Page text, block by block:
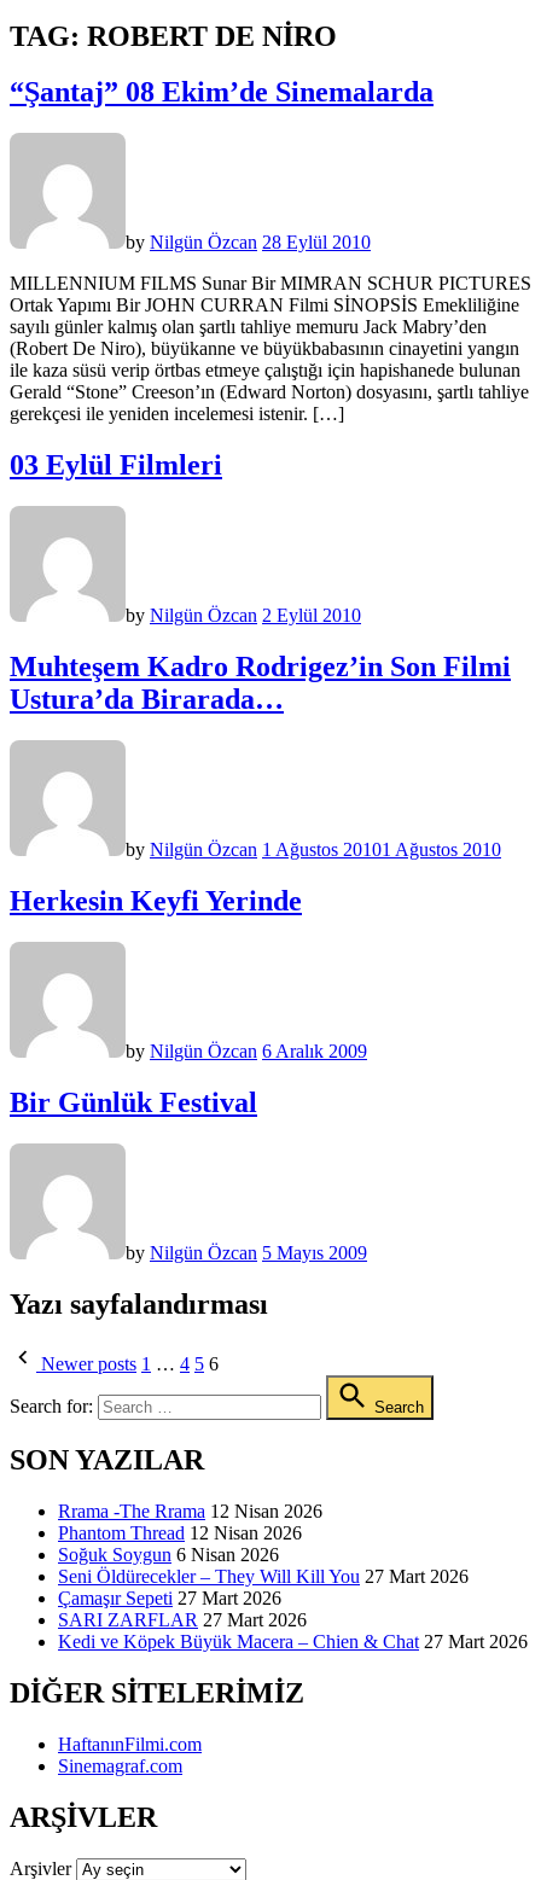
TAG: ROBERT DE NIRO
“Şantaj” 08 Ekim’de Sinemalarda
by Nilgün Özcan 28 Eylül 2010
MILLENNIUM FILMS Sunar Bir MIMRAN SCHUR PICTURES
Ortak Yapımı Bir JOHN CURRAN Filmi SİNOPSİS Emekliliğine
sayılı günler kalmış olan şartlı tahliye memuru Jack Mabry’den
(Robert De Niro), büyükanne ve büyükbabasının cinayetini yangın
ile kaza süsü verip örtbas etmeye çalıştığı için hapishanede bulunan
Gerald “Stone” Creeson’ın (Edward Norton) dosyasını, şartlı tahliye
gerekçesi ile yeniden incelemesi istenir. […]
03 Eylül Filmleri
by Nilgün Özcan 2 Eylül 2010
Muhteşem Kadro Rodrigez’in Son Filmi
Ustura’da Birarada…
by Nilgün Özcan 1 Ağustos 20101 Ağustos 2010
Herkesin Keyfi Yerinde
by Nilgün Özcan 6 Aralık 2009
Bir Günlük Festival
by Nilgün Özcan 5 Mayıs 2009
Yazı sayfalandırması
Newer posts 1 … 4 5 6
Search for: Search
SON YAZILAR
Rrama -The Rrama 12 Nisan 2026
Phantom Thread 12 Nisan 2026
Soğuk Soygun 6 Nisan 2026
Seni Öldürecekler – They Will Kill You 27 Mart 2026
Çamaşır Sepeti 27 Mart 2026
SARI ZARFLAR 27 Mart 2026
Kedi ve Köpek Büyük Macera – Chien & Chat 27 Mart 2026
DIĞER SITELERIMIZ
HaftanınFilmi.com
Sinemagraf.com
ARŞIVLER
Arşivler